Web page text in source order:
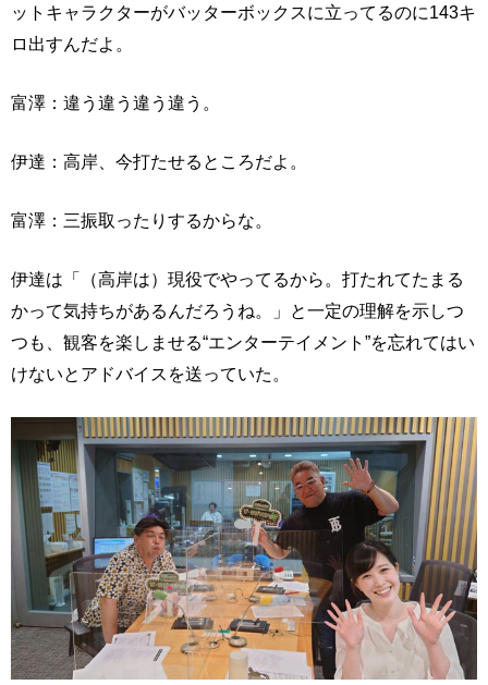
ットキャラクターがバッターボックスに立ってるのに143キ
ロ出すんだよ。
富澤：違う違う違う違う。
伊達：高岸、今打たせるところだよ。
富澤：三振取ったりするからな。
伊達は「（高岸は）現役でやってるから。打たれてたまる
かって気持ちがあるんだろうね。」と一定の理解を示しつ
つも、観客を楽しませる“エンターテイメント”を忘れてはい
けないとアドバイスを送っていた。